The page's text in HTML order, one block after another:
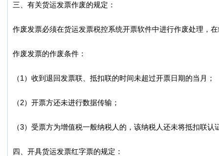
三、有关货运发票作废的规定：
作废发票必须在货运发票税控系统开票软件中进行作废处理，
作废发票的作废条件：
（1）收到退回发票联、抵扣联的时间未超过开票日期的当月；
（2）开票方还未进行数据传输；
（3）受票方为增值税一般纳税人的，该纳税人还未将抵扣联
四、开具货运发票红字票的规定：